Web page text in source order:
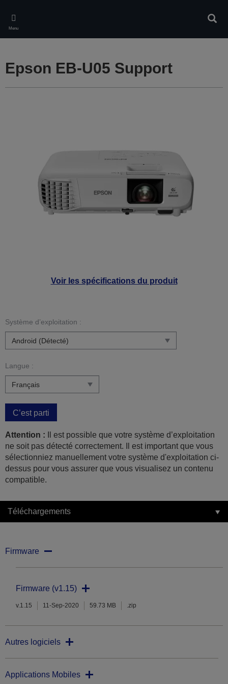
main
content
Menu
Voir les spécifications du produit
Epson EB-U05 Support
Système d’exploitation :
Langue :
C’est parti
Attention : Il est possible que votre système d’exploitation
ne soit pas détecté correctement. Il est important que vous
sélectionniez manuellement votre système d'exploitation ci-
dessus pour vous assurer que vous visualisez un contenu
compatible.
Téléchargements
Firmware
Firmware (v1.15)
v.1.15 11-Sep-2020 59.73 MB .zip
Autres logiciels
Applications Mobiles